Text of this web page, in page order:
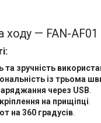
ходу — FAN-
та зручність
із трьома
через USB.
на прищіпці.
на 360 градусів.